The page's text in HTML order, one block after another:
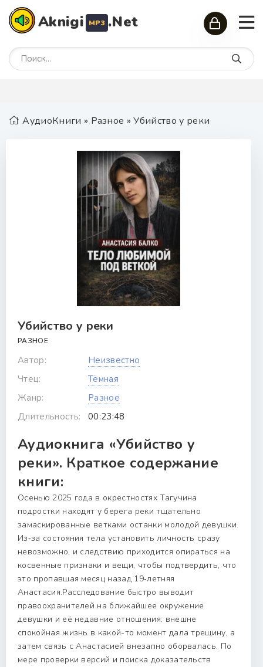
Aknigi MP3 .Net
АудиоКниги » Разное » Убийство у реки
Убийство у реки
РАЗНОЕ
Автор:
Неизвестно
Чтец:
Тёмная
Жанр:
Разное
Длительность:
00:23:48
Аудиокнига «Убийство у
реки». Краткое содержание
книги:
Осенью 2025 года в окрестностях Тагучина
подростки находят у берега реки тщательно
замаскированные ветками останки молодой девушки.
Из‑за состояния тела установить личность сразу
невозможно, и следствию приходится опираться на
косвенные признаки и вещи, чтобы подтвердить, что
это пропавшая месяц назад 19‑летняя
Анастасия.Расследование быстро выводит
правоохранителей на ближайшее окружение
девушки и её недавние отношения: внешне
спокойная жизнь в какой-то момент дала трещину, а
затем связь с Анастасией внезапно оборвалась. По
мере проверки версий и поиска доказательств